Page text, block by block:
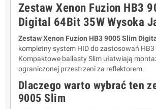
Zestaw Xenon Fuzion HB3
Digital 64Bit 35W Wysoka
Zestaw Xenon Fuzion HB3 9005 Slim
kompletny system HID do zastosowań HB3
Kompaktowe ballasty Slim ułatwiają
ograniczonej przestrzeni za reflektorem.
Dlaczego warto wybrać ten
9005 Slim